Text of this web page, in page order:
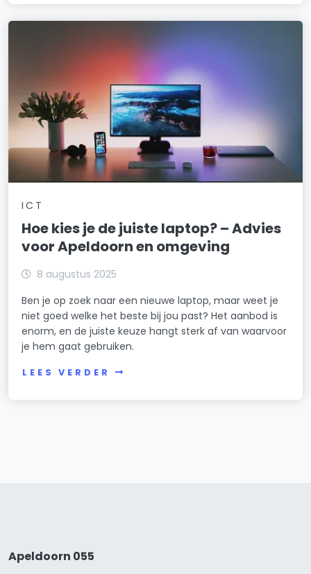
ICT
Hoe kies je de juiste laptop? – Advies
voor Apeldoorn en omgeving
8 augustus 2025
Ben je op zoek naar een nieuwe laptop, maar weet je
niet goed welke het beste bij jou past? Het aanbod is
enorm, en de juiste keuze hangt sterk af van waarvoor
je hem gaat gebruiken.
LEES VERDER
Apeldoorn 055